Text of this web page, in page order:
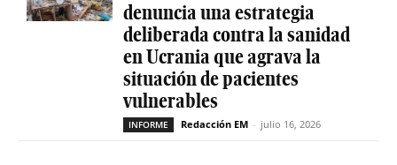
denuncia una estrategia
deliberada contra la sanidad
en Ucrania que agrava la
situación de pacientes
vulnerables
INFORME Redacción EM - julio 16, 2026